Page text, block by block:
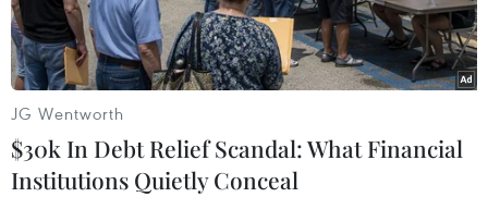
JG Wentworth
$30k In Debt Relief Scandal: What Financial
Institutions Quietly Conceal